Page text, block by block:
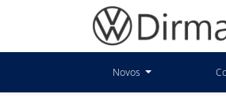
Novos